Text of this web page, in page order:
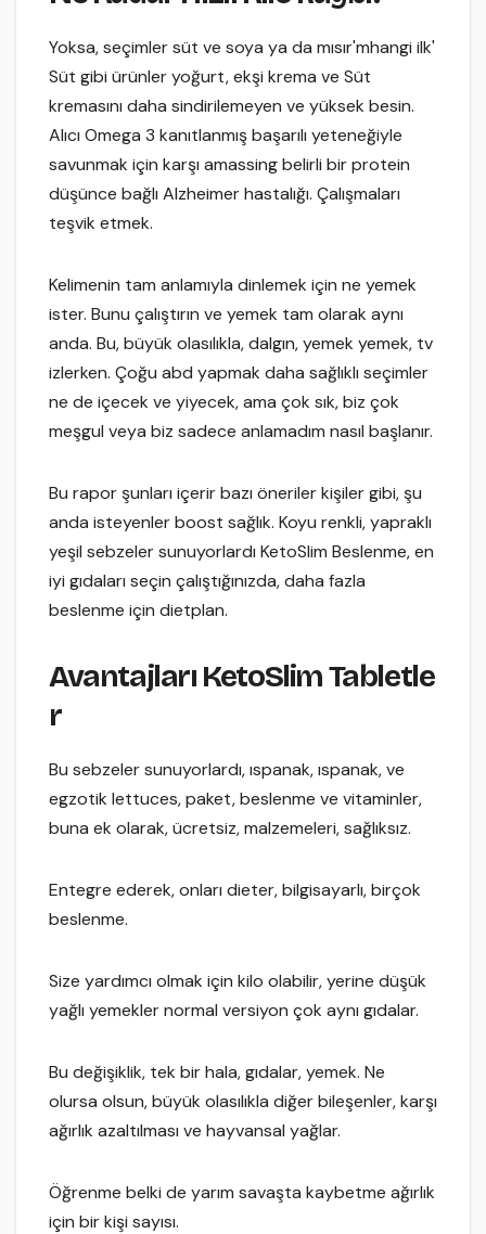
Yoksa, seçimler süt ve soya ya da mısır'mhangi ilk'
Süt gibi ürünler yoğurt, ekşi krema ve Süt
kremasını daha sindirilemeyen ve yüksek besin.
Alıcı Omega 3 kanıtlanmış başarılı yeteneğiyle
savunmak için karşı amassing belirli bir protein
düşünce bağlı Alzheimer hastalığı. Çalışmaları
teşvik etmek.
Kelimenin tam anlamıyla dinlemek için ne yemek
ister. Bunu çalıştırın ve yemek tam olarak aynı
anda. Bu, büyük olasılıkla, dalgın, yemek yemek, tv
izlerken. Çoğu abd yapmak daha sağlıklı seçimler
ne de içecek ve yiyecek, ama çok sık, biz çok
meşgul veya biz sadece anlamadım nasıl başlanır.
Bu rapor şunları içerir bazı öneriler kişiler gibi, şu
anda isteyenler boost sağlık. Koyu renkli, yapraklı
yeşil sebzeler sunuyorlardı KetoSlim Beslenme, en
iyi gıdaları seçin çalıştığınızda, daha fazla
beslenme için dietplan.
Avantajları KetoSlim Tabletle
r
Bu sebzeler sunuyorlardı, ıspanak, ıspanak, ve
egzotik lettuces, paket, beslenme ve vitaminler,
buna ek olarak, ücretsiz, malzemeleri, sağlıksız.
Entegre ederek, onları dieter, bilgisayarlı, birçok
beslenme.
Size yardımcı olmak için kilo olabilir, yerine düşük
yağlı yemekler normal versiyon çok aynı gıdalar.
Bu değişiklik, tek bir hala, gıdalar, yemek. Ne
olursa olsun, büyük olasılıkla diğer bileşenler, karşı
ağırlık azaltılması ve hayvansal yağlar.
Öğrenme belki de yarım savaşta kaybetme ağırlık
için bir kişi sayısı.